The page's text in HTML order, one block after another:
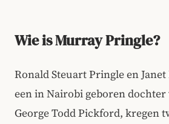
Wie is Murray Pringle?
Ronald Steuart Pringle en
een in Nairobi geboren
George Todd Pickford, kregen